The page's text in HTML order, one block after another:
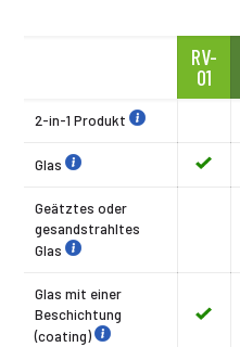
Varianten
Optionen
können
RV-
01
2-in-1 Produkt
Glas
Geätztes oder
gesandstrahltes
Glas
Glas mit einer
Beschichtung
(coating)